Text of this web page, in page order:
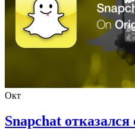
Окт
Snapchat отказался